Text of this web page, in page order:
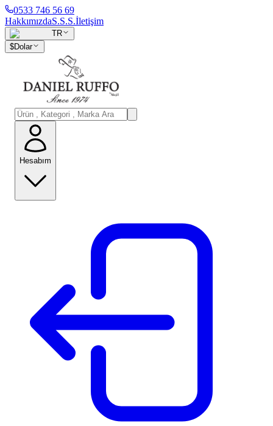
0533 746 56 69
HakkımızdaS.S.S.İletişim
TR
$Dolar
Hesabım